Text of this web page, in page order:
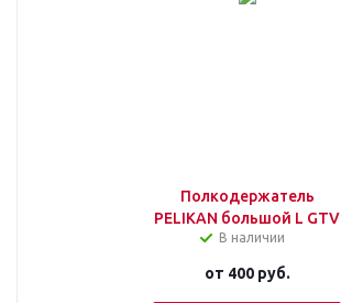
Полкодержатель
PELIKAN большой L GTV
В наличии
от 400 руб.